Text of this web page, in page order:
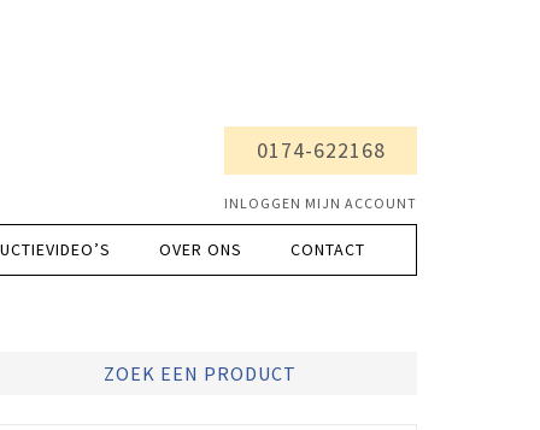
0174-622168
INLOGGEN MIJN ACCOUNT
OVER ONS CONTACT
ZOEK EEN PRODUCT